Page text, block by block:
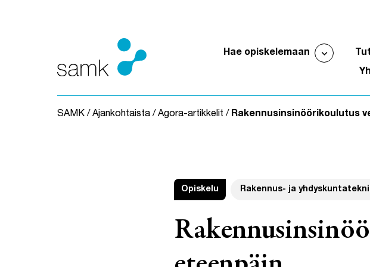
Hae opiskelemaan
Avaa
expand_more
SAMK / Ajankohtaista / Agora-artikkelit / Rakennusinsinöörikoulutus
Opiskelu Rakennus- ja